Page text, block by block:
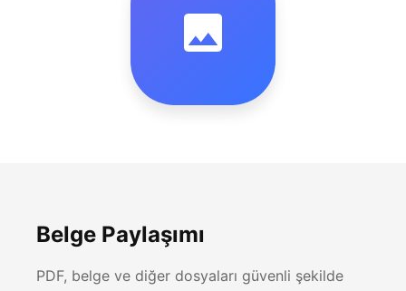
Belge Paylaşımı
PDF, belge ve diğer dosyaları güvenli şekilde